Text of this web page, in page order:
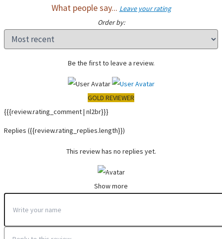
What people say... Leave your rating
Order by:
Be the first to leave a review.
GOLD REVIEWER
{{{review.rating_comment | nl2br}}}
Replies ({{review.rating_replies.length}})
This review has no replies yet.
Show more